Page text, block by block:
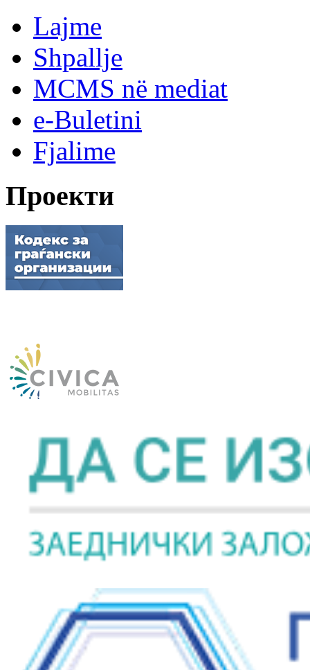
Lajme
Shpallje
MCMS në mediat
e-Buletini
Fjalime
Проекти